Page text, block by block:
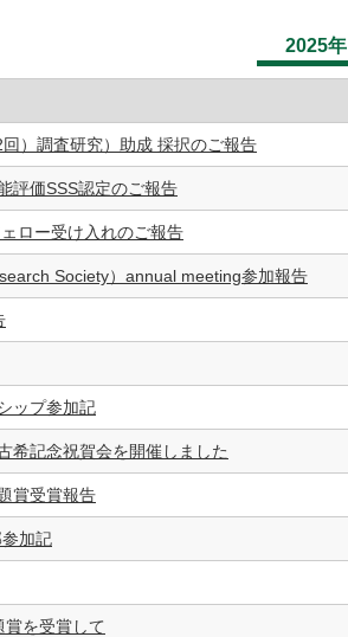
2025年
）調査研究）助成 採択のご報告
評価SSS認定のご報告
ロー受け入れのご報告
Society）annual meeting参加報告
ップ参加記
希記念祝賀会を開催しました
賞受賞報告
加記
を受賞して